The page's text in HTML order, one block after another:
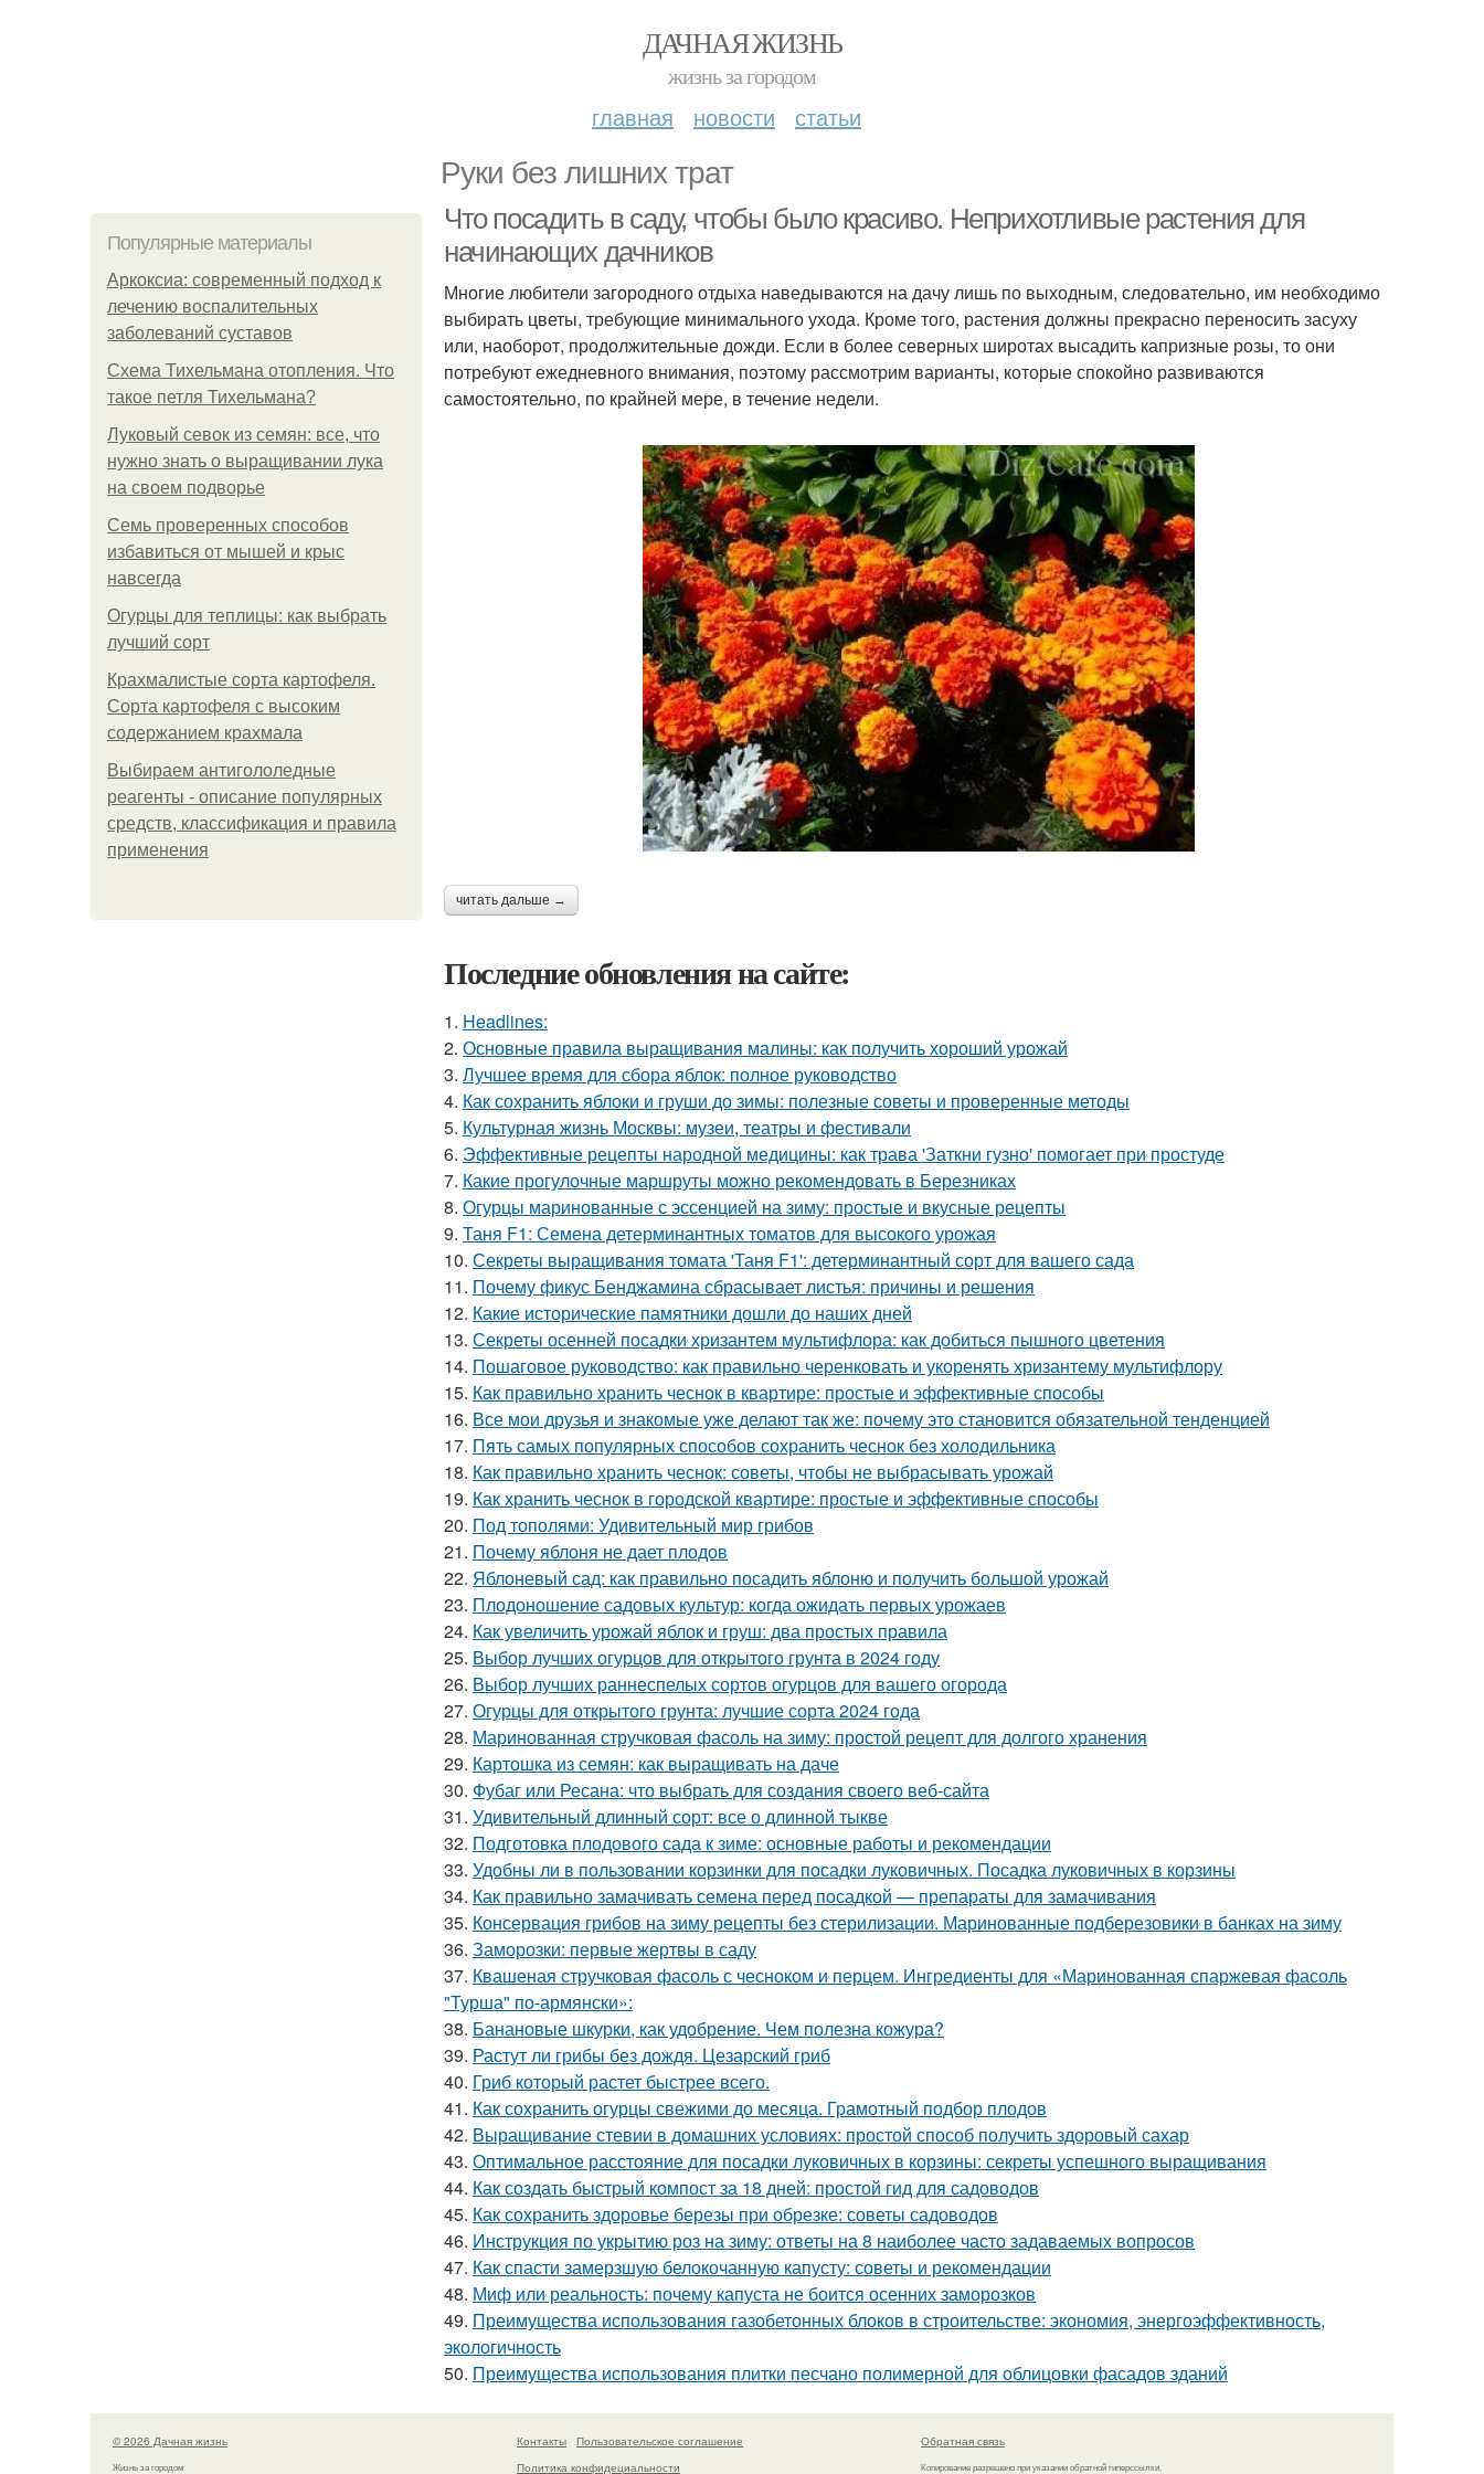
ДАЧНАЯ ЖИЗНЬ
жизнь за городом
главная новости статьи
Руки без лишних трат
Популярные материалы
Аркоксиа: современный подход к
лечению воспалительных
заболеваний суставов
Схема Тихельмана отопления. Что
такое петля Тихельмана?
Луковый севок из семян: все, что
нужно знать о выращивании лука
на своем подворье
Семь проверенных способов
избавиться от мышей и крыс
навсегда
Огурцы для теплицы: как выбрать
лучший сорт
Крахмалистые сорта картофеля.
Сорта картофеля с высоким
содержанием крахмала
Выбираем антигололедные
реагенты - описание популярных
средств, классификация и правила
применения
Что посадить в саду, чтобы было красиво. Неприхотливые растения для
начинающих дачников
Многие любители загородного отдыха наведываются на дачу лишь по выходным, следовательно, им необходимо
выбирать цветы, требующие минимального ухода. Кроме того, растения должны прекрасно переносить засуху
или, наоборот, продолжительные дожди. Если в более северных широтах высадить капризные розы, то они
потребуют ежедневного внимания, поэтому рассмотрим варианты, которые спокойно развиваются
самостоятельно, по крайней мере, в течение недели.
читать дальше →
Последние обновления на сайте:
1. Headlines:
2. Основные правила выращивания малины: как получить хороший урожай
3. Лучшее время для сбора яблок: полное руководство
4. Как сохранить яблоки и груши до зимы: полезные советы и проверенные методы
5. Культурная жизнь Москвы: музеи, театры и фестивали
6. Эффективные рецепты народной медицины: как трава 'Заткни гузно' помогает при простуде
7. Какие прогулочные маршруты можно рекомендовать в Березниках
8. Огурцы маринованные с эссенцией на зиму: простые и вкусные рецепты
9. Таня F1: Семена детерминантных томатов для высокого урожая
10. Секреты выращивания томата 'Таня F1': детерминантный сорт для вашего сада
11. Почему фикус Бенджамина сбрасывает листья: причины и решения
12. Какие исторические памятники дошли до наших дней
13. Секреты осенней посадки хризантем мультифлора: как добиться пышного цветения
14. Пошаговое руководство: как правильно черенковать и укоренять хризантему мультифлору
15. Как правильно хранить чеснок в квартире: простые и эффективные способы
16. Все мои друзья и знакомые уже делают так же: почему это становится обязательной тенденцией
17. Пять самых популярных способов сохранить чеснок без холодильника
18. Как правильно хранить чеснок: советы, чтобы не выбрасывать урожай
19. Как хранить чеснок в городской квартире: простые и эффективные способы
20. Под тополями: Удивительный мир грибов
21. Почему яблоня не дает плодов
22. Яблоневый сад: как правильно посадить яблоню и получить большой урожай
23. Плодоношение садовых культур: когда ожидать первых урожаев
24. Как увеличить урожай яблок и груш: два простых правила
25. Выбор лучших огурцов для открытого грунта в 2024 году
26. Выбор лучших раннеспелых сортов огурцов для вашего огорода
27. Огурцы для открытого грунта: лучшие сорта 2024 года
28. Маринованная стручковая фасоль на зиму: простой рецепт для долгого хранения
29. Картошка из семян: как выращивать на даче
30. Фубаг или Ресана: что выбрать для создания своего веб-сайта
31. Удивительный длинный сорт: все о длинной тыкве
32. Подготовка плодового сада к зиме: основные работы и рекомендации
33. Удобны ли в пользовании корзинки для посадки луковичных. Посадка луковичных в корзины
34. Как правильно замачивать семена перед посадкой — препараты для замачивания
35. Консервация грибов на зиму рецепты без стерилизации. Маринованные подберезовики в банках на зиму
36. Заморозки: первые жертвы в саду
37. Квашеная стручковая фасоль с чесноком и перцем. Ингредиенты для «Маринованная спаржевая фасоль
"Турша" по-армянски»:
38. Банановые шкурки, как удобрение. Чем полезна кожура?
39. Растут ли грибы без дождя. Цезарский гриб
40. Гриб который растет быстрее всего.
41. Как сохранить огурцы свежими до месяца. Грамотный подбор плодов
42. Выращивание стевии в домашних условиях: простой способ получить здоровый сахар
43. Оптимальное расстояние для посадки луковичных в корзины: секреты успешного выращивания
44. Как создать быстрый компост за 18 дней: простой гид для садоводов
45. Как сохранить здоровье березы при обрезке: советы садоводов
46. Инструкция по укрытию роз на зиму: ответы на 8 наиболее часто задаваемых вопросов
47. Как спасти замерзшую белокочанную капусту: советы и рекомендации
48. Миф или реальность: почему капуста не боится осенних заморозков
49. Преимущества использования газобетонных блоков в строительстве: экономия, энергоэффективность,
экологичность
50. Преимущества использования плитки песчано полимерной для облицовки фасадов зданий
© 2026 Дачная жизнь
Жизнь за городом
Контакты
Пользовательское соглашение
Политика конфидециальности
Обратная связь
Копирование разрешено при указании обратной гиперссылки.